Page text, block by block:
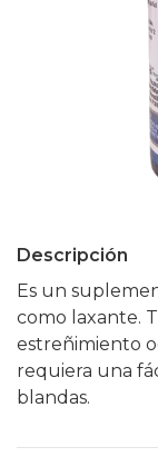
Descripción
Es un
como laxante.
estreñimiento
requiera una
blandas.